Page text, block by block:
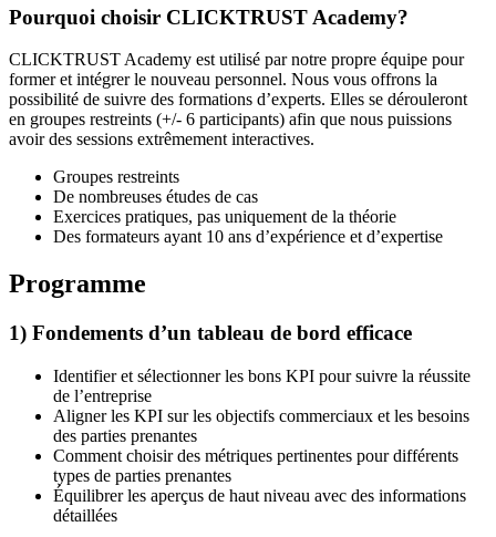
Pourquoi choisir CLICKTRUST Academy?
CLICKTRUST Academy est utilisé par notre propre équipe pour
former et intégrer le nouveau personnel. Nous vous offrons la
possibilité de suivre des formations d’experts. Elles se dérouleront
en groupes restreints (+/- 6 participants) afin que nous puissions
avoir des sessions extrêmement interactives.
Groupes restreints
De nombreuses études de cas
Exercices pratiques, pas uniquement de la théorie
Des formateurs ayant 10 ans d’expérience et d’expertise
Programme
1) Fondements d’un tableau de bord efficace
Identifier et sélectionner les bons KPI pour suivre la réussite
de l’entreprise
Aligner les KPI sur les objectifs commerciaux et les besoins
des parties prenantes
Comment choisir des métriques pertinentes pour différents
types de parties prenantes
Équilibrer les aperçus de haut niveau avec des informations
détaillées